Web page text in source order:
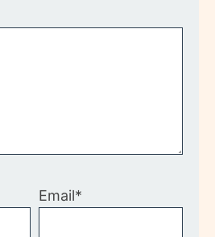
Email*